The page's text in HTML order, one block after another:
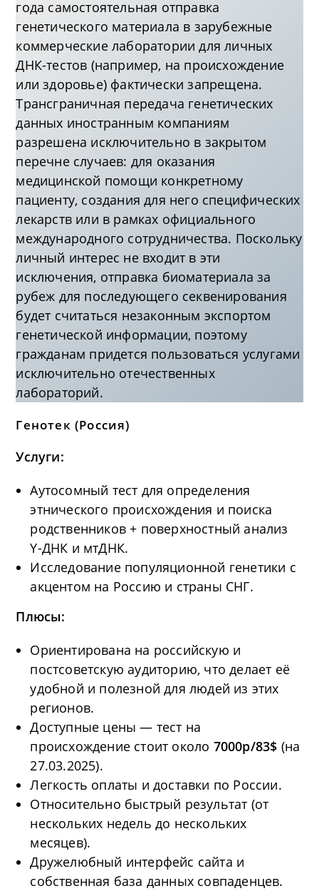
года самостоятельная отправка
генетического материала в зарубежные
коммерческие лаборатории для личных
ДНК-тестов (например, на происхождение
или здоровье) фактически запрещена.
Трансграничная передача генетических
данных иностранным компаниям
разрешена исключительно в закрытом
перечне случаев: для оказания
медицинской помощи конкретному
пациенту, создания для него специфических
лекарств или в рамках официального
международного сотрудничества. Поскольку
личный интерес не входит в эти
исключения, отправка биоматериала за
рубеж для последующего секвенирования
будет считаться незаконным экспортом
генетической информации, поэтому
гражданам придется пользоваться услугами
исключительно отечественных
лабораторий.
Генотек (Россия)
Услуги:
Аутосомный тест для определения
этнического происхождения и поиска
родственников + поверхностный анализ
Y-ДНК и мтДНК.
Исследование популяционной генетики с
акцентом на Россию и страны СНГ.
Плюсы:
Ориентирована на российскую и
постсоветскую аудиторию, что делает её
удобной и полезной для людей из этих
регионов.
Доступные цены — тест на
происхождение стоит около 7000р/83$ (на
27.03.2025).
Легкость оплаты и доставки по России.
Относительно быстрый результат (от
нескольких недель до нескольких
месяцев).
Дружелюбный интерфейс сайта и
собственная база данных совпаденцев.